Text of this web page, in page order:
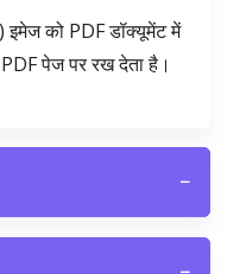
को PDF डॉक्यूमेंट में
पेज पर रख देता है।
−